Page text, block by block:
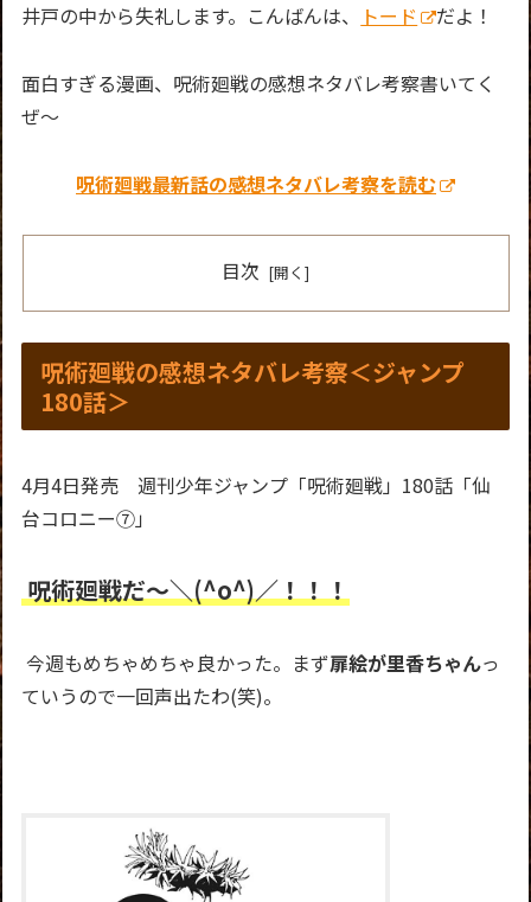
井戸の中から失礼します。こんばんは、 トード だよ！
面白すぎる漫画、呪術廻戦の感想ネタバレ考察書いてく
ぜ～
呪術廻戦最新話の感想ネタバレ考察を読む
目次
呪術廻戦の感想ネタバレ考察＜ジャンプ
180話＞
4月4日発売 週刊少年ジャンプ「呪術廻戦」180話「仙
台コロニー⑦」
呪術廻戦だ～＼(^o^)／！！！
今週もめちゃめちゃ良かった。まず扉絵が里香ちゃんっ
ていうので一回声出たわ(笑)。